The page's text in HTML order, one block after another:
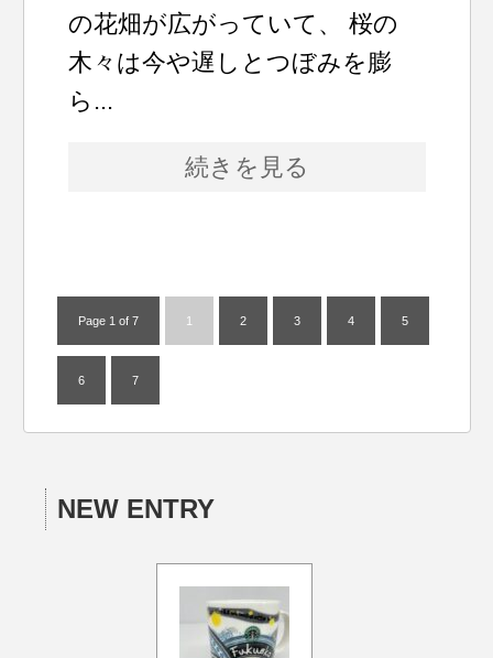
の花畑が広がっていて、 桜の
木々は今や遅しとつぼみを膨
ら...
続きを見る
Page 1 of 7 1 2 3 4 5
6 7
NEW ENTRY